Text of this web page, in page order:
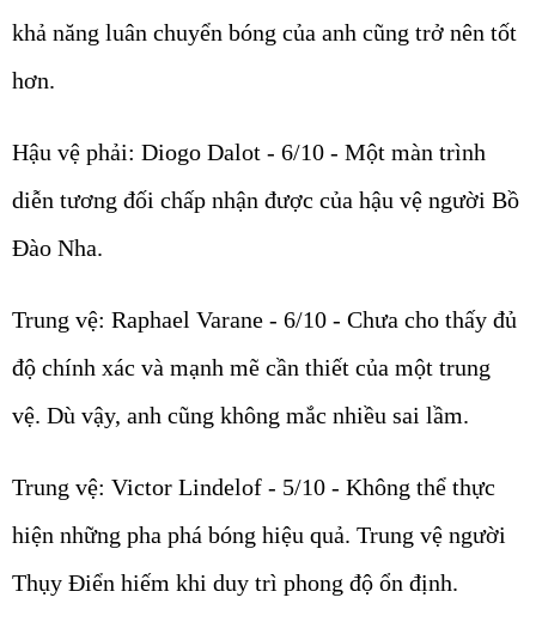
khả năng luân chuyển bóng của anh cũng trở nên tốt
hơn.
Hậu vệ phải: Diogo Dalot - 6/10 - Một màn trình
diễn tương đối chấp nhận được của hậu vệ người Bồ
Đào Nha.
Trung vệ: Raphael Varane - 6/10 - Chưa cho thấy đủ
độ chính xác và mạnh mẽ cần thiết của một trung
vệ. Dù vậy, anh cũng không mắc nhiều sai lầm.
Trung vệ: Victor Lindelof - 5/10 - Không thể thực
hiện những pha phá bóng hiệu quả. Trung vệ người
Thụy Điển hiếm khi duy trì phong độ ổn định.